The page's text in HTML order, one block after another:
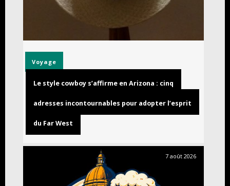
Voyage
Le style cowboy s’affirme en Arizona : cinq
adresses incontournables pour adopter l’esprit
du Far West
7 août 2026